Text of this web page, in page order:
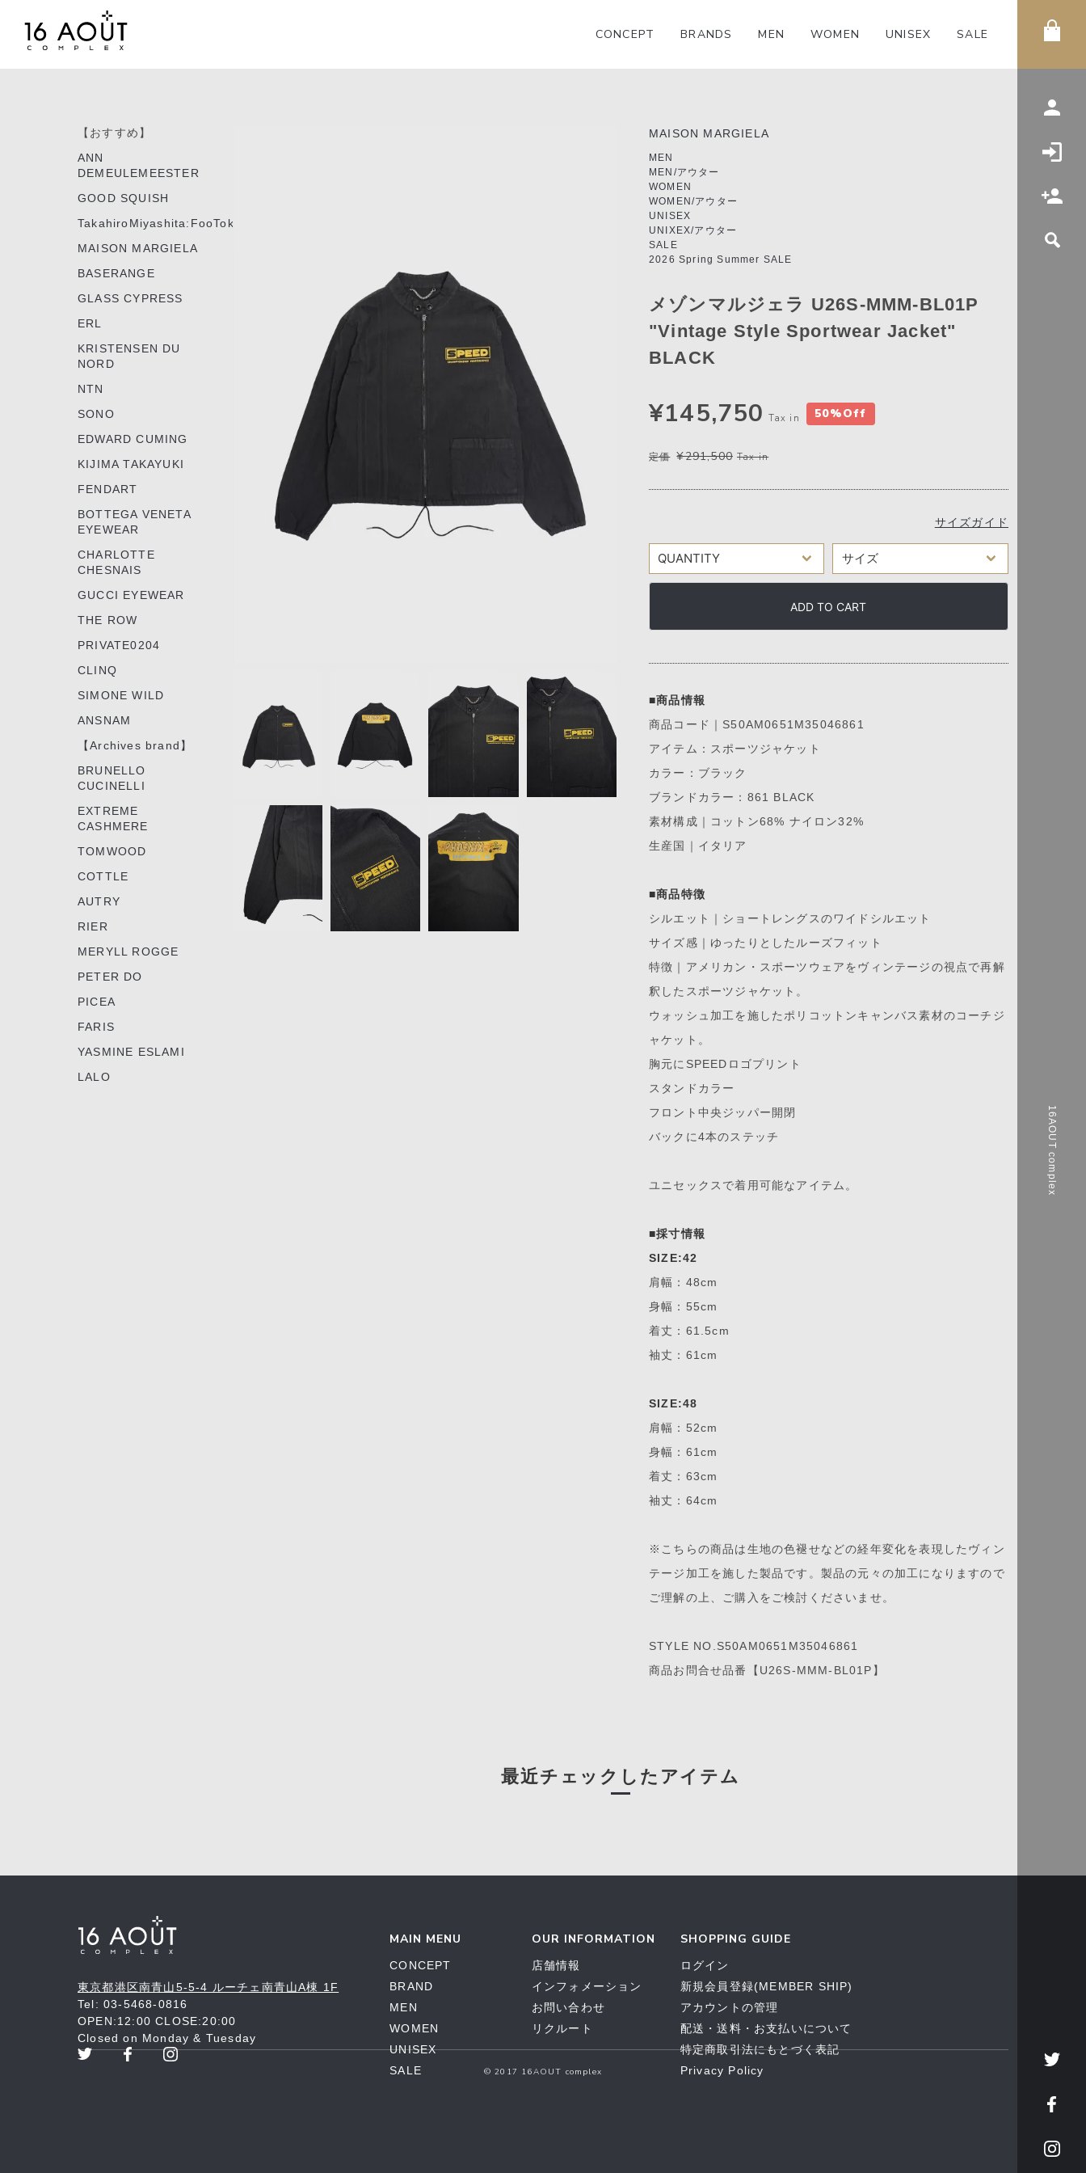
CONCEPT BRANDS MEN WOMEN UNISEX SALE
16AOUT complex
【おすすめ】
ANN
DEMEULEMEESTER
GOOD SQUISH
TakahiroMiyashita:FooTokyo
MAISON MARGIELA
BASERANGE
GLASS CYPRESS
ERL
KRISTENSEN DU
NORD
NTN
SONO
EDWARD CUMING
KIJIMA TAKAYUKI
FENDART
BOTTEGA VENETA
EYEWEAR
CHARLOTTE
CHESNAIS
GUCCI EYEWEAR
THE ROW
PRIVATE0204
CLINQ
SIMONE WILD
ANSNAM
【Archives brand】
BRUNELLO
CUCINELLI
EXTREME
CASHMERE
TOMWOOD
COTTLE
AUTRY
RIER
MERYLL ROGGE
PETER DO
PICEA
FARIS
YASMINE ESLAMI
LALO
MAISON MARGIELA
MEN
MEN/アウター
WOMEN
WOMEN/アウター
UNISEX
UNIXEX/アウター
SALE
2026 Spring Summer SALE
メゾンマルジェラ U26S-MMM-BL01P
"Vintage Style Sportwear Jacket"
BLACK
¥145,750 Tax in 50%Off
定価 ¥291,500 Tax in
サイズガイド
ADD TO CART
■商品情報
商品コード｜S50AM0651M35046861
アイテム：スポーツジャケット
カラー：ブラック
ブランドカラー：861 BLACK
素材構成｜コットン68% ナイロン32%
生産国｜イタリア
■商品特徴
シルエット｜ショートレングスのワイドシルエット
サイズ感｜ゆったりとしたルーズフィット
特徴｜アメリカン・スポーツウェアをヴィンテージの視点で再解
釈したスポーツジャケット。
ウォッシュ加工を施したポリコットンキャンバス素材のコーチジ
ャケット。
胸元にSPEEDロゴプリント
スタンドカラー
フロント中央ジッパー開閉
バックに4本のステッチ
ユニセックスで着用可能なアイテム。
■採寸情報
SIZE:42
肩幅：48cm
身幅：55cm
着丈：61.5cm
袖丈：61cm
SIZE:48
肩幅：52cm
身幅：61cm
着丈：63cm
袖丈：64cm
※こちらの商品は生地の色褪せなどの経年変化を表現したヴィン
テージ加工を施した製品です。製品の元々の加工になりますので
ご理解の上、ご購入をご検討くださいませ。
STYLE NO.S50AM0651M35046861
商品お問合せ品番【U26S-MMM-BL01P】
最近チェックしたアイテム
東京都港区南青山5-5-4 ルーチェ南青山A棟 1F
Tel: 03-5468-0816
OPEN:12:00 CLOSE:20:00
Closed on Monday & Tuesday
MAIN MENU
CONCEPT
BRAND
MEN
WOMEN
UNISEX
SALE
OUR INFORMATION
店舗情報
インフォメーション
お問い合わせ
リクルート
SHOPPING GUIDE
ログイン
新規会員登録(MEMBER SHIP)
アカウントの管理
配送・送料・お支払いについて
特定商取引法にもとづく表記
Privacy Policy
© 2017 16AOUT complex